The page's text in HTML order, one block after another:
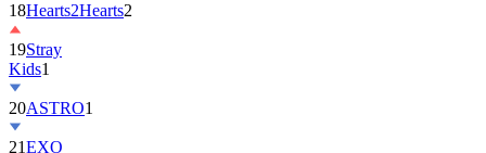
18Hearts2Hearts2
19Stray
Kids1
20ASTRO1
21EXO